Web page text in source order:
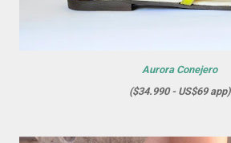
Aurora Conejero
($34.990 - US$69 app)